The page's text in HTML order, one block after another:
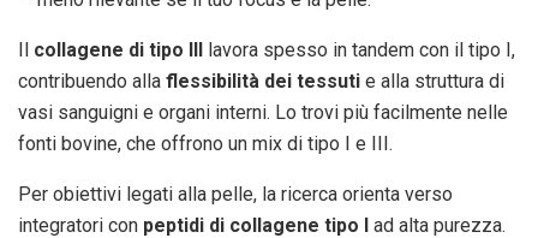
Il collagene di tipo III lavora spesso in tandem con il tipo I,
contribuendo alla flessibilità dei tessuti e alla struttura di
vasi sanguigni e organi interni. Lo trovi più facilmente nelle
fonti bovine, che offrono un mix di tipo I e III.
Per obiettivi legati alla pelle, la ricerca orienta verso
integratori con peptidi di collagene tipo I ad alta purezza.